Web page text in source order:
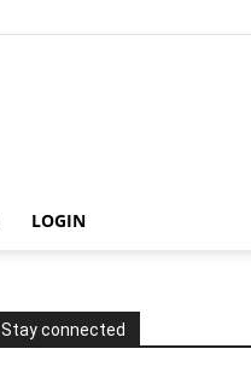
LOGIN
Stay connected